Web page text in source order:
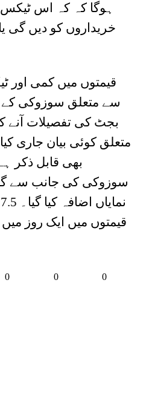
ہوگا کہ کہ اس ٹیکس
خریداروں کو دیں گی
قیمتوں میں کمی
سے متعلق سوزوکی کے
بجٹ کی تفصیلات آنے
متعلق کوئی بیان جاری
بھی قابل ذکر
سوزوکی کی جانب سے
0 0 0